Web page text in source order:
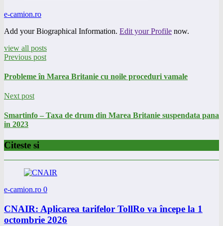
e-camion.ro
Add your Biographical Information. Edit your Profile now.
view all posts
Previous post
Probleme în Marea Britanie cu noile proceduri vamale
Next post
Smartinfo – Taxa de drum din Marea Britanie suspendata pana
in 2023
Citeste si
e-camion.ro 0
CNAIR: Aplicarea tarifelor TollRo va începe la 1
octombrie 2026